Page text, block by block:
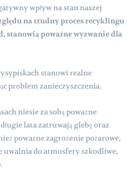
wpływ na stan naszej
na trudny proces recyklingu
stanowią poważne wyzwanie dla
stanowi realne
problem zanieczyszczenia.
niesie za sobą poważne
lata zatruwają glebę oraz
poważne zagrożenie pożarowe,
uwalnia do atmosfery szkodliwe,